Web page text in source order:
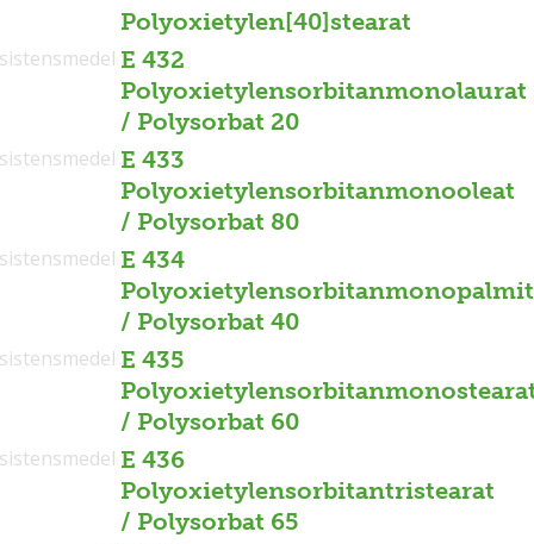
Polyoxietylen[40]stearat
E 432
Polyoxietylensorbitanmonolaurat
/ Polysorbat 20
E 433
Polyoxietylensorbitanmonooleat
/ Polysorbat 80
E 434
/ Polysorbat 40
E 435
/ Polysorbat 60
E 436
Polyoxietylensorbitantristearat
/ Polysorbat 65